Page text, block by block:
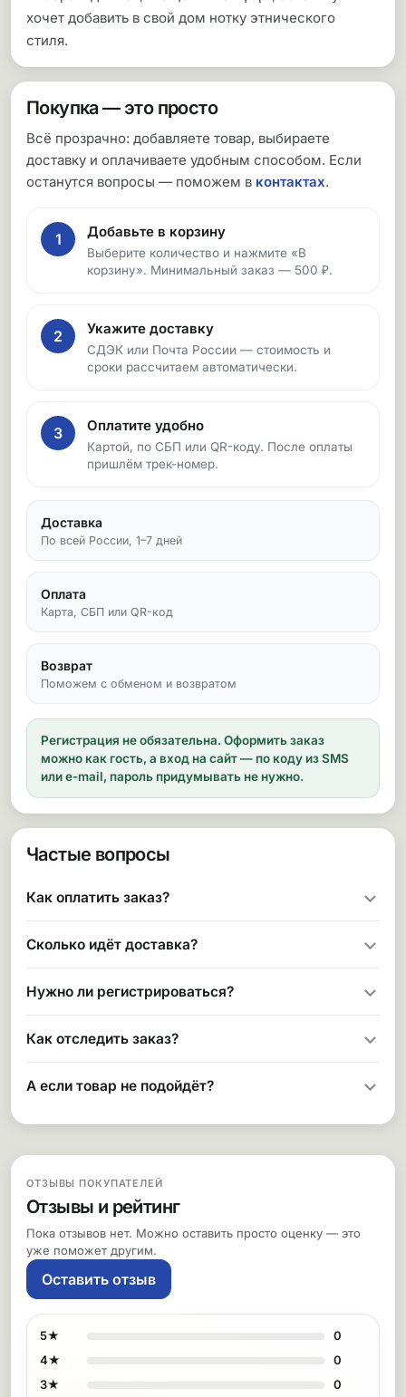
хочет добавить в свой дом нотку этнического
стиля.
Покупка — это просто
Всё прозрачно: добавляете товар, выбираете
доставку и оплачиваете удобным способом. Если
останутся вопросы — поможем в контактах.
1 Добавьте в корзину
Выберите количество и нажмите «В
корзину». Минимальный заказ — 500 ₽.
2 Укажите доставку
СДЭК или Почта России — стоимость и
сроки рассчитаем автоматически.
3 Оплатите удобно
Картой, по СБП или QR-коду. После оплаты
пришлём трек-номер.
Доставка
По всей России, 1–7 дней
Оплата
Карта, СБП или QR-код
Возврат
Поможем с обменом и возвратом
Регистрация не обязательна. Оформить заказ
можно как гость, а вход на сайт — по коду из SMS
или e-mail, пароль придумывать не нужно.
Частые вопросы
Как оплатить заказ?
Сколько идёт доставка?
Нужно ли регистрироваться?
Как отследить заказ?
А если товар не подойдёт?
ОТЗЫВЫ ПОКУПАТЕЛЕЙ
Отзывы и рейтинг
Пока отзывов нет. Можно оставить просто оценку — это
уже поможет другим.
Оставить отзыв
5★
0
4★
0
3★
0